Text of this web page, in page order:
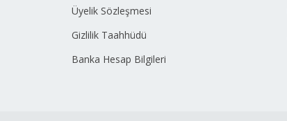
Üyelik Sözleşmesi
Gizlilik Taahhüdü
Banka Hesap Bilgileri